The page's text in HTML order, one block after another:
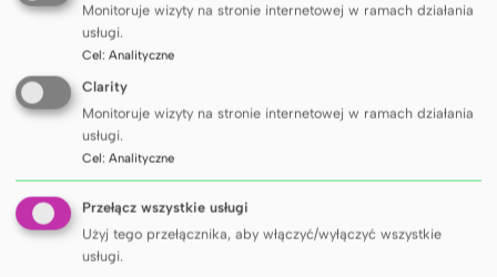
Monitoruje wizyty na stronie internetowej w ramach działania
usługi.
Cel: Analityczne
Clarity
Monitoruje wizyty na stronie internetowej w ramach działania
usługi.
Cel: Analityczne
Przełącz wszystkie usługi
Użyj tego przełącznika, aby włączyć/wyłączyć wszystkie
usługi.